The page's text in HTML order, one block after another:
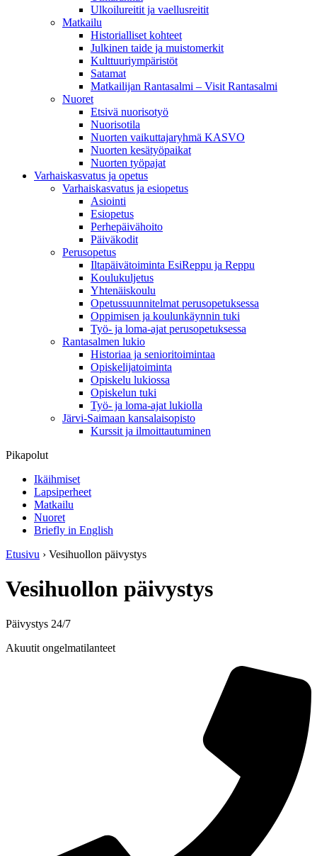
Ulkoilureitit ja vaellusreitit
Matkailu
Historialliset kohteet
Julkinen taide ja muistomerkit
Kulttuuriympäristöt
Satamat
Matkailijan Rantasalmi – Visit Rantasalmi
Nuoret
Etsivä nuorisotyö
Nuorisotila
Nuorten vaikuttajaryhmä KASVO
Nuorten kesätyöpaikat
Nuorten työpajat
Varhaiskasvatus ja opetus
Varhaiskasvatus ja esiopetus
Asiointi
Esiopetus
Perhepäivähoito
Päiväkodit
Perusopetus
Iltapäivätoiminta EsiReppu ja Reppu
Koulukuljetus
Yhtenäiskoulu
Opetussuunnitelmat perusopetuksessa
Oppimisen ja koulunkäynnin tuki
Työ- ja loma-ajat perusopetuksessa
Rantasalmen lukio
Historiaa ja senioritoimintaa
Opiskelijatoiminta
Opiskelu lukiossa
Opiskelun tuki
Työ- ja loma-ajat lukiolla
Järvi-Saimaan kansalaisopisto
Kurssit ja ilmoittautuminen
Pikapolut
Ikäihmiset
Lapsiperheet
Matkailu
Nuoret
Briefly in English
Etusivu › Vesihuollon päivystys
Vesihuollon päivystys
Päivystys 24/7
Akuutit ongelmatilanteet